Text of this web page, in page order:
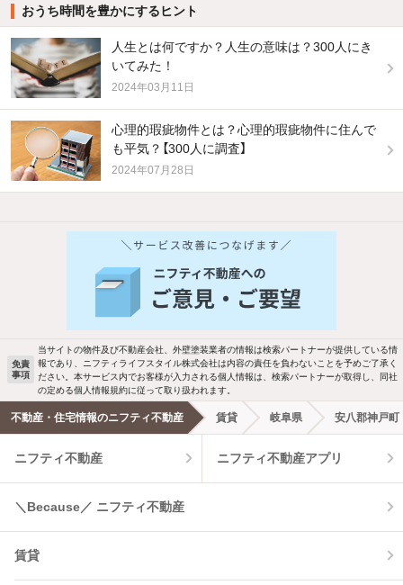
おうち時間を豊かにするヒント
人生とは何ですか？人生の意味は？300人にき
いてみた！
2024年03月11日
心理的瑕疵物件とは？心理的瑕疵物件に住んで
も平気？【300人に調査】
2024年07月28日
免責
事項
当サイトの物件及び不動産会社、外壁塗装業者の情報は検索パートナーが提供している情
報であり、ニフティライフスタイル株式会社は内容の責任を負わないことを予めご了承く
ださい。本サービス内でお客様が入力される個人情報は、検索パートナーが取得し、同社
の定める個人情報規約に従って取り扱われます。
不動産・住宅情報のニフティ不動産 賃貸 岐阜県 安八郡神戸町
ニフティ不動産 ニフティ不動産アプリ
＼Because／ ニフティ不動産
賃貸